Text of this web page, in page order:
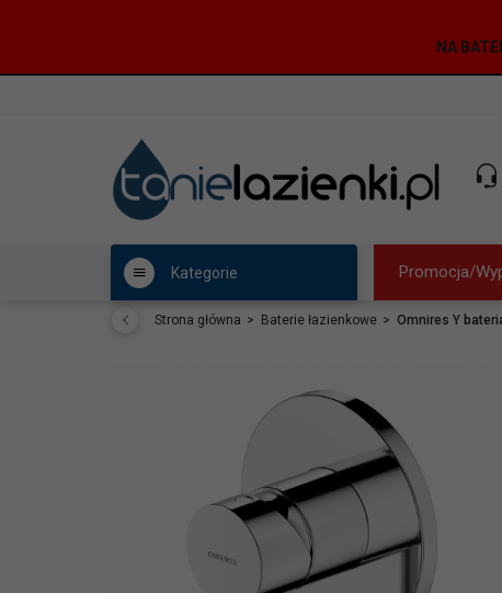
NA
Kategorie Promocja/
Strona główna Baterie łazienkowe Omnires Y